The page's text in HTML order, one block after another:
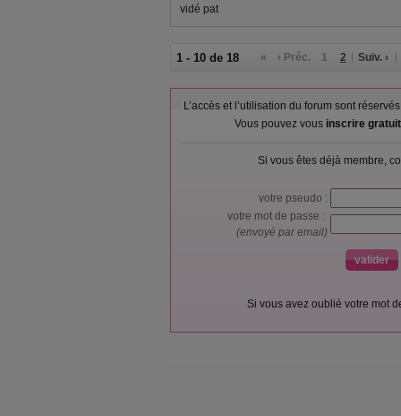
vidé pat
1 - 10 de 18 « ‹ Préc. 1 2 Suiv. ›
L’accès et l’utilisation du forum sont
Vous pouvez vous inscrire
Si vous êtes déjà membre,
votre pseudo :
votre mot de passe :
(envoyé par email)
Si vous avez oublié votre mot